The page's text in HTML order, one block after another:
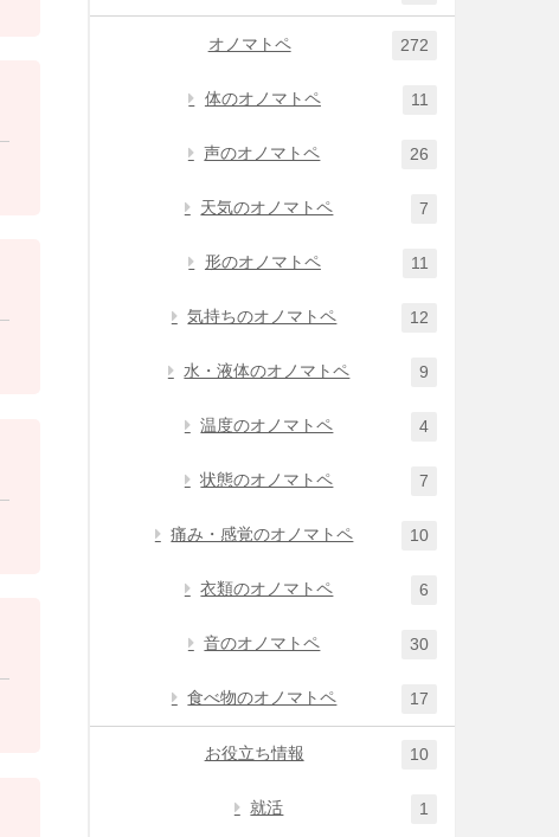
オノマトペ 272
体のオノマトペ 11
声のオノマトペ 26
天気のオノマトペ 7
形のオノマトペ 11
気持ちのオノマトペ 12
水・液体のオノマトペ 9
温度のオノマトペ 4
状態のオノマトペ 7
痛み・感覚のオノマトペ 10
衣類のオノマトペ 6
音のオノマトペ 30
食べ物のオノマトペ 17
お役立ち情報 10
就活 1